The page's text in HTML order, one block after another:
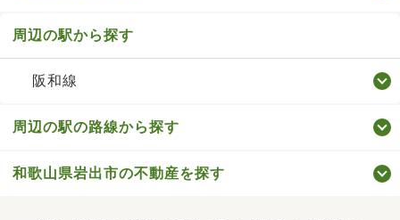
周辺の駅から探す
阪和線
周辺の駅の路線から探す
和歌山県岩出市の不動産を探す